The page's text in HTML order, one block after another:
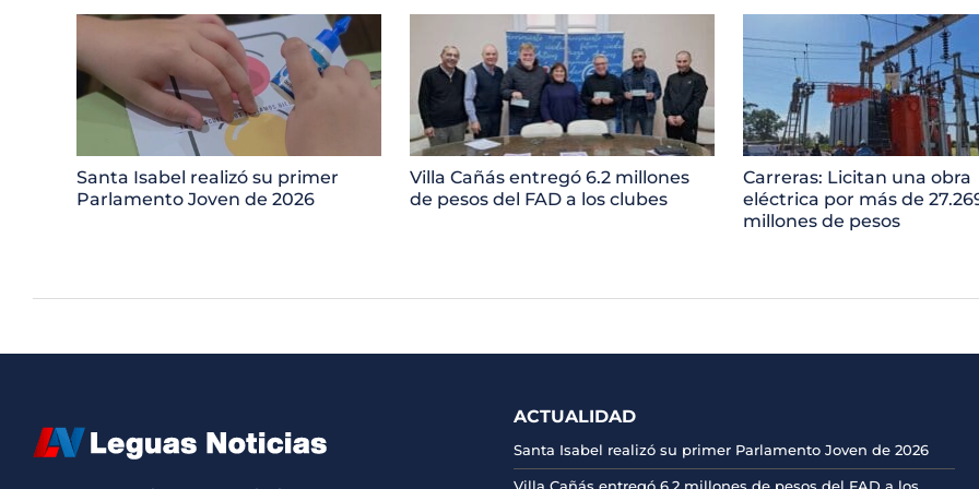
Santa Isabel realizó su primer
Parlamento Joven de 2026
Villa Cañás entregó 6.2 millones
de pesos del FAD a los clubes
Carreras: Licitan una obra
eléctrica por más de
millones de pesos
ACTUALIDAD
Santa Isabel realizó su primer Parlamento Joven de 2026